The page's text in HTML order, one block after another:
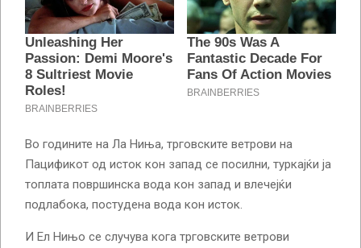
Во годините на Ла Ниња, трговските ветрови на
Пацификот од исток кон запад се посилни, туркајќи ја
топлата површинска вода кон запад и влечејќи
подлабока, постудена вода кон исток.
И Ел Нињо се случува кога трговските ветрови